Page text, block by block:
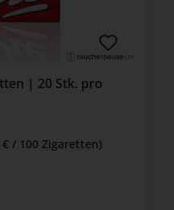
| 20 Stk. pro
€ / 100 Zigaretten)